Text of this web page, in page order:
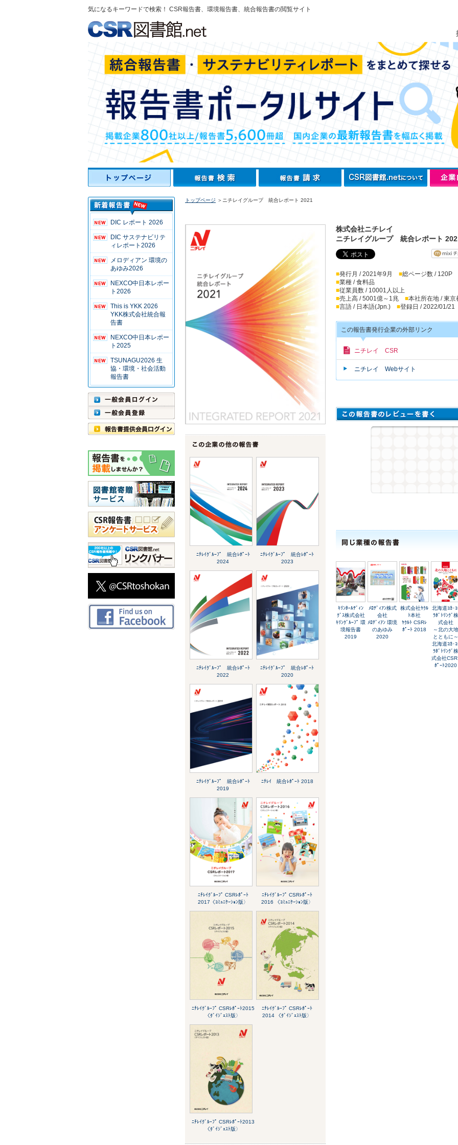
気になるキーワードで検索！ CSR報告書、環境報告書、統合報告書の閲覧サイト
DIC レポート 2026
DIC サステナビリテ
ィレポート2026
メロディアン 環境の
あゆみ2026
NEXCO中日本レポー
ト2026
This is YKK 2026
YKK株式会社統合報
告書
NEXCO中日本レポー
ト2025
TSUNAGU2026 生
協・環境・社会活動
報告書
トップページ ＞ニチレイグループ 統合レポート 2021
ﾆﾁﾚｲｸﾞﾙｰﾌﾟ 統合ﾚﾎﾟｰﾄ
2024
ﾆﾁﾚｲｸﾞﾙｰﾌﾟ 統合ﾚﾎﾟｰﾄ
2023
ﾆﾁﾚｲｸﾞﾙｰﾌﾟ 統合ﾚﾎﾟｰﾄ
2022
ﾆﾁﾚｲｸﾞﾙｰﾌﾟ 統合ﾚﾎﾟｰﾄ
2020
ﾆﾁﾚｲｸﾞﾙｰﾌﾟ 統合ﾚﾎﾟｰﾄ
2019
ﾆﾁﾚｲ 統合ﾚﾎﾟｰﾄ 2018
ﾆﾁﾚｲｸﾞﾙｰﾌﾟ CSRﾚﾎﾟｰﾄ
2017〈ｺﾐｭﾆｹｰｼｮﾝ版〉
ﾆﾁﾚｲｸﾞﾙｰﾌﾟ CSRﾚﾎﾟｰﾄ
2016 〈ｺﾐｭﾆｹｰｼｮﾝ版〉
ﾆﾁﾚｲｸﾞﾙｰﾌﾟ CSRﾚﾎﾟｰﾄ2015
〈ﾀﾞｲｼﾞｪｽﾄ版〉
ﾆﾁﾚｲｸﾞﾙｰﾌﾟ CSRﾚﾎﾟｰﾄ
2014 〈ﾀﾞｲｼﾞｪｽﾄ版〉
ﾆﾁﾚｲｸﾞﾙｰﾌﾟ CSRﾚﾎﾟｰﾄ2013
〈ﾀﾞｲｼﾞｪｽﾄ版〉
株式会社ニチレイ
ニチレイグループ 統合レポート
■発行月 / 2021年9月 ■総ページ数 / 120P
■業種 / 食料品
■従業員数 / 10001人以上
■売上高 / 5001億～1兆 ■本社所在地 / 東京
■言語 / 日本語(Jpn.) ■登録日 / 2022/01/21
この報告書発行企業の外部リンク
ニチレイ CSR
ニチレイ Webサイト
ｷﾘﾝﾎｰﾙﾃﾞｨﾝ
ｸﾞｽ株式会社
ｷﾘﾝｸﾞﾙｰﾌﾟ 環
境報告書
2019
ﾒﾛﾃﾞｨｱﾝ株式
会社
ﾒﾛﾃﾞｨｱﾝ 環境
のあゆみ
2020
株式会社ﾔｸﾙ
ﾄ本社
ﾔｸﾙﾄ CSRﾚ
ﾎﾟｰﾄ 2018
北海道ｺｶ･ｺ
ﾗﾎﾞﾄﾘﾝｸﾞ株
式会社
～北の大地
とともに～
北海道ｺｶ･ｺ
ﾗﾎﾞﾄﾘﾝｸﾞ株
式会社CSR
ﾎﾟｰﾄ2020